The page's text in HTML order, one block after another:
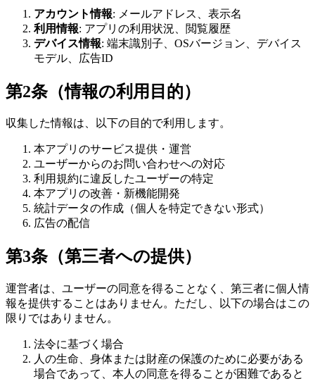
アカウント情報: メールアドレス、表示名
利用情報: アプリの利用状況、閲覧履歴
デバイス情報: 端末識別子、OSバージョン、デバイス
モデル、広告ID
第2条（情報の利用目的）
収集した情報は、以下の目的で利用します。
本アプリのサービス提供・運営
ユーザーからのお問い合わせへの対応
利用規約に違反したユーザーの特定
本アプリの改善・新機能開発
統計データの作成（個人を特定できない形式）
広告の配信
第3条（第三者への提供）
運営者は、ユーザーの同意を得ることなく、第三者に個人情
報を提供することはありません。ただし、以下の場合はこの
限りではありません。
法令に基づく場合
人の生命、身体または財産の保護のために必要がある
場合であって、本人の同意を得ることが困難であると